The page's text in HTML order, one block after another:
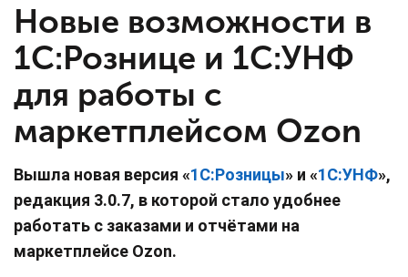
Новые возможности в
1С:Рознице и 1С:УНФ
для работы с
маркетплейсом Ozon
Вышла новая версия «1С:Розницы» и «1С:УНФ»,
редакция 3.0.7, в которой стало удобнее
работать с заказами и отчётами на
маркетплейсе Ozon.